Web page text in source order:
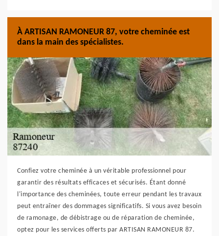
À ARTISAN RAMONEUR 87, votre cheminée est
dans la main des spécialistes.
Confiez votre cheminée à un véritable professionnel pour
garantir des résultats efficaces et sécurisés. Étant donné
l'importance des cheminées, toute erreur pendant les travaux
peut entraîner des dommages significatifs. Si vous avez besoin
de ramonage, de débistrage ou de réparation de cheminée,
optez pour les services offerts par ARTISAN RAMONEUR 87.